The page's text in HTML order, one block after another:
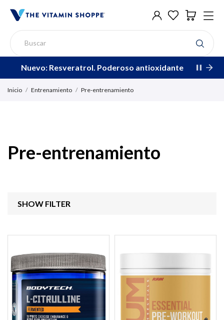
Nuevo: Resveratrol. Poderoso antioxidante
Inicio Entrenamiento Pre-entrenamiento
Pre-entrenamiento
SHOW FILTER